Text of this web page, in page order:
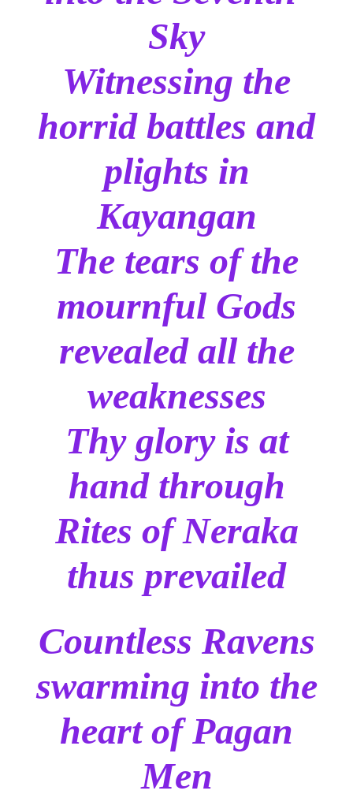
Sky
Witnessing the
horrid battles and
plights in
Kayangan
The tears of the
mournful Gods
revealed all the
weaknesses
Thy glory is at
hand through
Rites of Neraka
thus prevailed
Countless Ravens
swarming into the
heart of Pagan
Men